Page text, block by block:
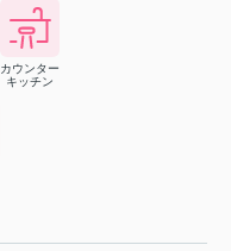
カウンター
キッチン